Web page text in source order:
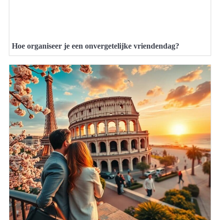
Hoe organiseer je een onvergetelijke vriendendag?